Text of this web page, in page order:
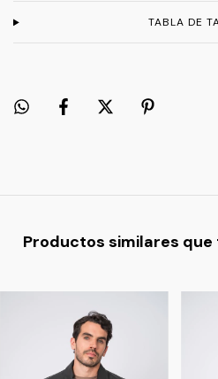
TABLA DE
Productos similares